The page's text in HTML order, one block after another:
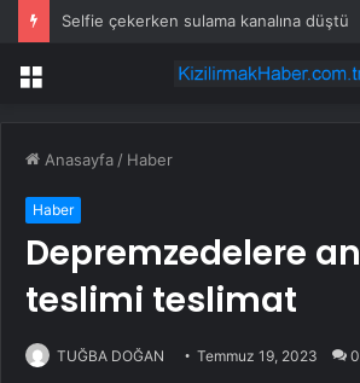
Selfie çekerken sulama kanalına düştü
Menü
Anasayfa / Haber
Haber
Depremzedelere
teslimi teslimat
TUĞBA DOĞAN Temmuz 19, 2023 0